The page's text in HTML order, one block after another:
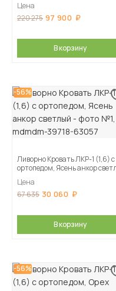
Цена
220 275 97 900
В корзину
-56%
Ливорно Кровать ЛКР-1 (1,6) с
ортопедом, Ясень анкор
Цена
67 635 30 060
В корзину
-56%